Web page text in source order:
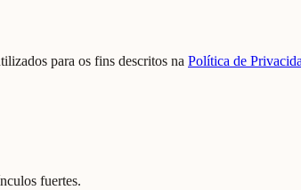
para os fins descritos na Política de
fuertes.